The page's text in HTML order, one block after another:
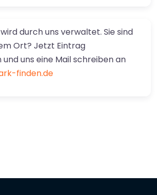
durch uns verwaltet. Sie sind
Ort? Jetzt Eintrag
uns eine Mail schreiben an
finden.de